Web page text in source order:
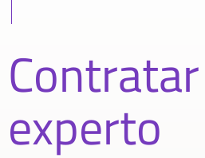
Contratar
experto